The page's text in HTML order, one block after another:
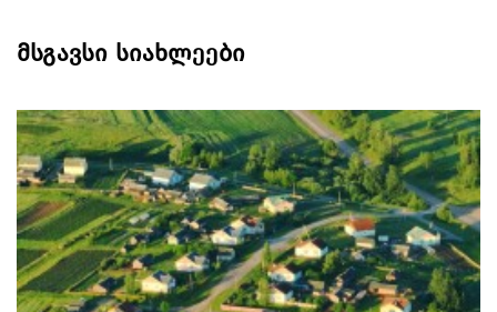
მსგავსი სიახლეები